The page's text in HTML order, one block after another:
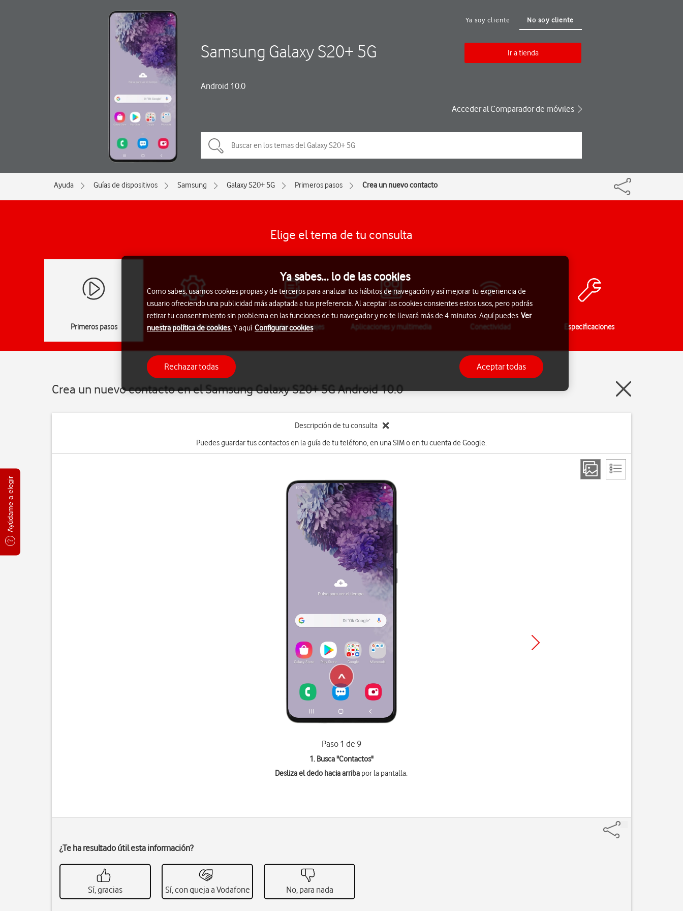
Ayúdame a elegir
Ya soy cliente No soy cliente
Samsung Galaxy S20+ 5G
Android 10.0
Ir a tienda
Acceder al Comparador de móviles
Ayuda Guías de dispositivos Samsung Galaxy S20+ 5G Primeros pasos Crea un nuevo contacto
Elige el tema de tu consulta
Primeros pasos Funciones principales Llamadas y mensajes Aplicaciones y multimedia Conectividad Especificaciones
Crea un nuevo contacto en el Samsung Galaxy S20+ 5G Android 10.0
Descripción de tu consulta
Puedes guardar tus contactos en la guía de tu teléfono, en una SIM o en tu cuenta de Google.
Paso 1 de 9
1. Busca "Contactos"
Desliza el dedo hacia arriba por la pantalla.
¿Te ha resultado útil esta información?
Sí, gracias Sí, con queja a Vodafone No, para nada
Ya sabes... lo de las cookies
Como sabes, usamos cookies propias y de terceros para analizar tus hábitos de navegación y así mejorar tu experiencia de
usuario ofreciendo una publicidad más adaptada a tus preferencia. Al aceptar las cookies consientes estos usos, pero podrás
retirar tu consentimiento sin problema en las funciones de tu navegador y no te llevará más de 4 minutos. Aquí puedes Ver
nuestra política de cookies.Y aquí Configurar cookies
Rechazar todas Aceptar todas